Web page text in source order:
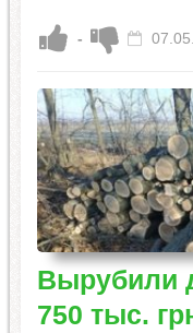
-
Вырубили
750 тыс.